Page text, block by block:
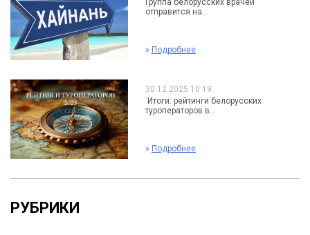
Группа белорусских врачей
отправится на...
» Подробнее
30.12.2025 10:19
Итоги: рейтинги белорусских
туроператоров в...
» Подробнее
РУБРИКИ